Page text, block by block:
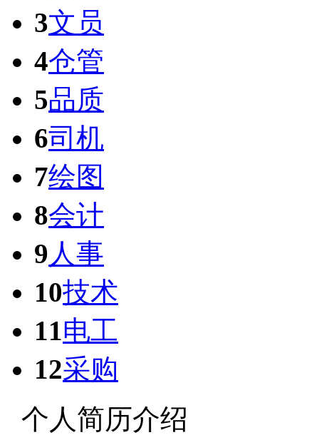
3文员
4仓管
5品质
6司机
7绘图
8会计
9 人事
10技术
11电工
12采购
个人简历介绍